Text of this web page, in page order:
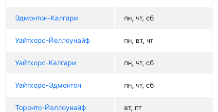
Эдмонтон-Калгари пн, чт, сб
Уайтхорс-Йеллоунайф пн, вт, чт
Уайтхорс-Калгари пн, чт, сб
Уайтхорс-Эдмонтон пн, чт, сб
Торонто-Йеллоунайф вт, пт